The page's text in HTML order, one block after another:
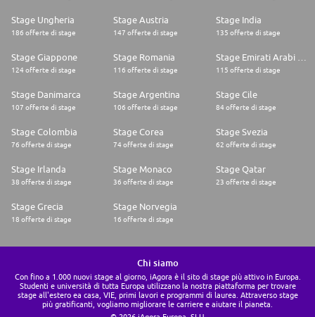
Stage Ungheria
186 offerte di stage
Stage Austria
147 offerte di stage
Stage India
135 offerte di stage
Stage Giappone
124 offerte di stage
Stage Romania
116 offerte di stage 115 offerte di stage
Stage Danimarca
107 offerte di stage
Stage Argentina
106 offerte di stage
Stage Cile
84 offerte di stage
Stage Colombia
76 offerte di stage
Stage Corea
74 offerte di stage
Stage Svezia
62 offerte di stage
Stage Irlanda
38 offerte di stage
Stage Monaco
36 offerte di stage
Stage Qatar
23 offerte di stage
Stage Grecia
18 offerte di stage
Stage Norvegia
16 offerte di stage
Chi siamo
Con fino a 1.000 nuovi stage al giorno, iAgora è il sito di stage più attivo in Europa.
Studenti e università di tutta Europa utilizzano la nostra piattaforma per trovare
stage all'estero ea casa, VIE, primi lavori e programmi di laurea. Attraverso stage
più gratificanti, vogliamo migliorare le carriere e aiutare il pianeta.